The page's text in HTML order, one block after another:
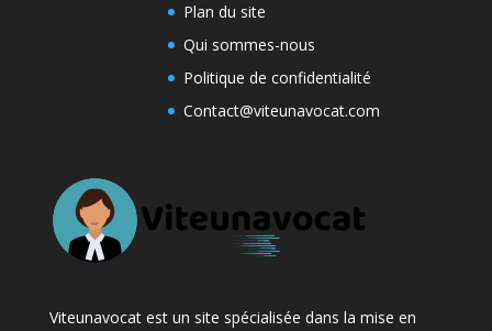
Plan du site
Qui sommes-nous
Politique de confidentialité
Contact@viteunavocat.com
Viteunavocat est un site spécialisée dans la mise en